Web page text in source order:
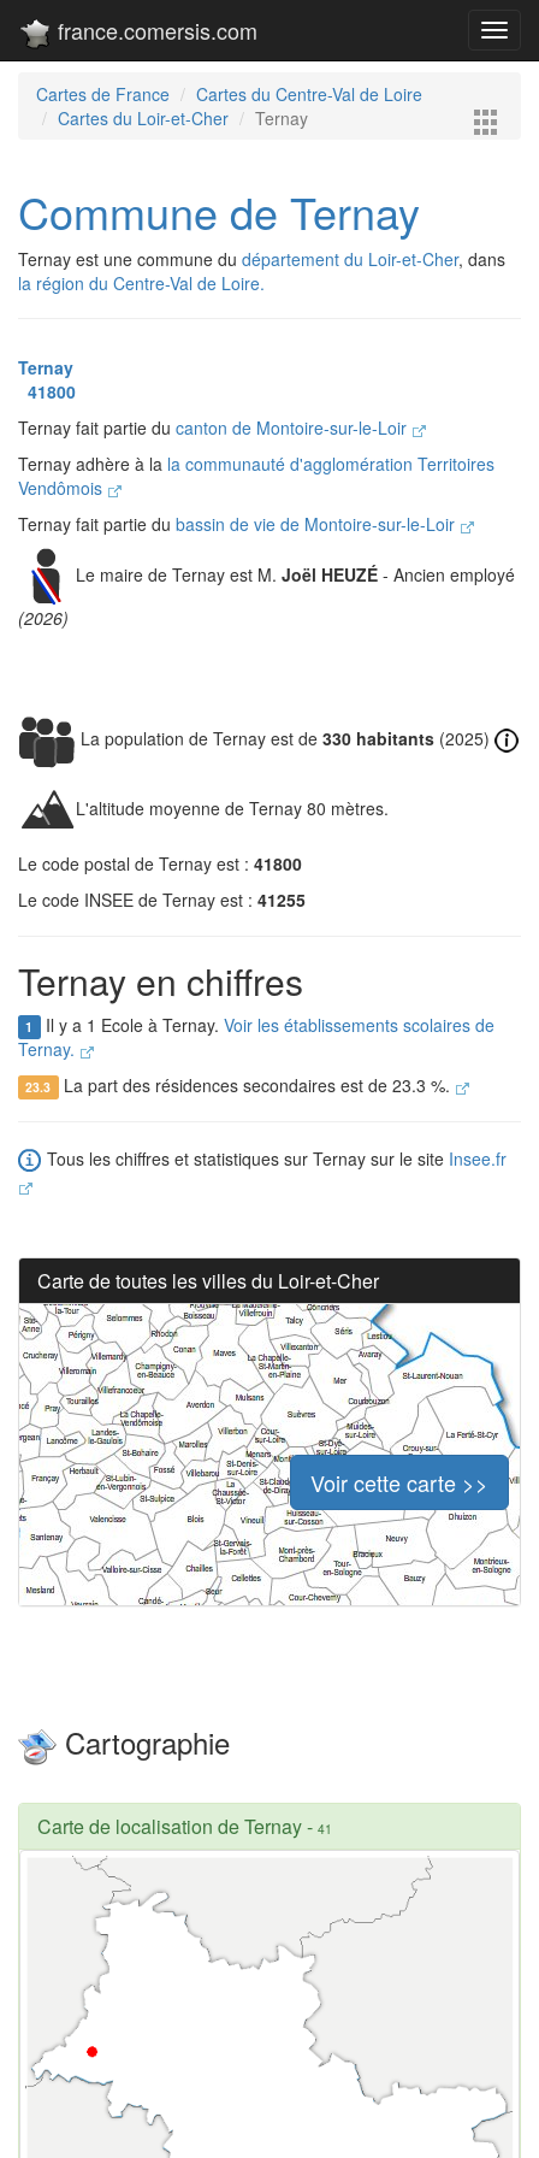
france.comersis.com
Cartes de France
Cartes du Centre-Val de Loire
Cartes du Loir-et-Cher
Ternay
Commune de Ternay
Ternay est une commune du département du Loir-et-Cher, dans
la région du Centre-Val de Loire.
Ternay
41800
Ternay fait partie du canton de Montoire-sur-le-Loir
Ternay adhère à la la communauté d'agglomération Territoires
Vendômois
Ternay fait partie du bassin de vie de Montoire-sur-le-Loir
Le maire de Ternay est M. Joël HEUZÉ - Ancien employé
(2026)
La population de Ternay est de 330 habitants (2025)
L'altitude moyenne de Ternay 80 mètres.
Le code postal de Ternay est : 41800
Le code INSEE de Ternay est : 41255
Ternay en chiffres
1 Il y a 1 Ecole à Ternay. Voir les établissements scolaires de
Ternay.
23.3 La part des résidences secondaires est de 23.3 %.
Tous les chiffres et statistiques sur Ternay sur le site Insee.fr
Carte de toutes les villes du Loir-et-Cher
Voir cette carte >>
Cartographie
Carte de localisation de Ternay- 41